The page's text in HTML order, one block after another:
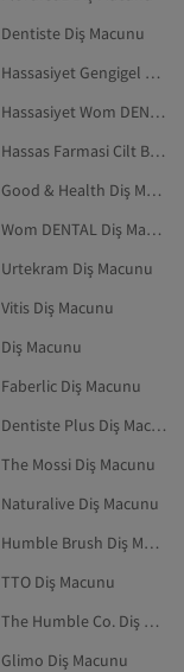
Dentiste Diş Macunu
Hassasiyet Gengigel Diş Macunu
Hassasiyet Wom DENTAL Diş Macunu
Hassas Farmasi Cilt Bakım
Good & Health Diş Macunu
Wom DENTAL Diş Macunu
Urtekram Diş Macunu
Vitis Diş Macunu
Diş Macunu
Faberlic Diş Macunu
Dentiste Plus Diş Macunu
The Mossi Diş Macunu
Naturalive Diş Macunu
Humble Brush Diş Macunu
TTO Diş Macunu
The Humble Co. Diş Macunu
Glimo Diş Macunu